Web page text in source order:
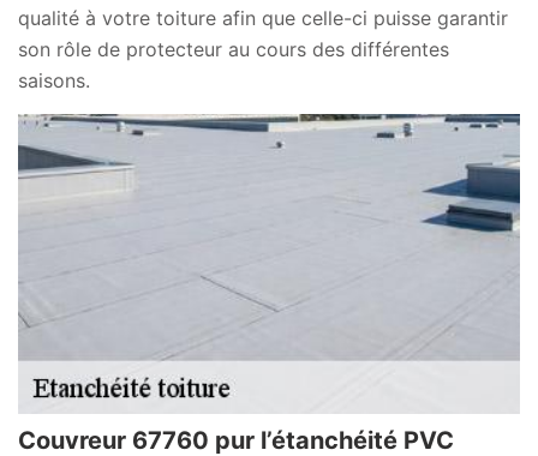
qualité à votre toiture afin que celle-ci puisse garantir
son rôle de protecteur au cours des différentes
saisons.
Couvreur 67760 pur l’étanchéité PVC